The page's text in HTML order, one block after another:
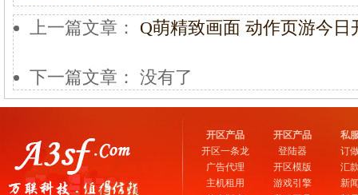
上一篇文章： Q萌精致画面 动作页游今日
下一篇文章： 没有了
开区产品
开区一条龙
广告代理
主机租用
开区产品
登陆器
开区模版
游戏引擎
私
订
汇
新